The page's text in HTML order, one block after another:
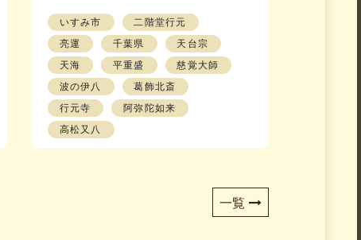
いすみ市
二階堂行元
亮運
千葉県
天台宗
天海
平重盛
慈覚大師
波の伊八
葛飾北斎
行元寺
阿弥陀如来
高松又八
一覧